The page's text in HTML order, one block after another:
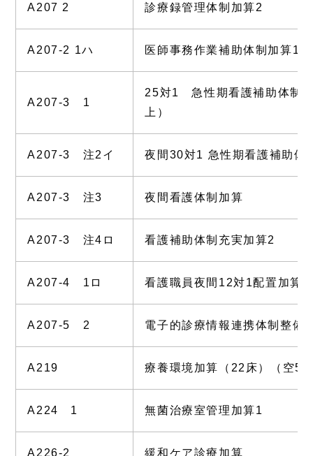
A207 2 診療録管理体制加算2
A207-2 1ハ 医師事務作業補助体制加算
A207-3 1
25対1 急性期看護補助体制
上）
A207-3 注2イ 夜間30対1 急性期看護補助体
A207-3 注3 夜間看護体制加算
A207-3 注4ロ 看護補助体制充実加算2
A207-4 1ロ 看護職員夜間12対1配置加算2
A207-5 2 電子的診療情報連携体制整備
A219 療養環境加算（22床）（空5
A224 1 無菌治療室管理加算1
A226-2 緩和ケア診療加算